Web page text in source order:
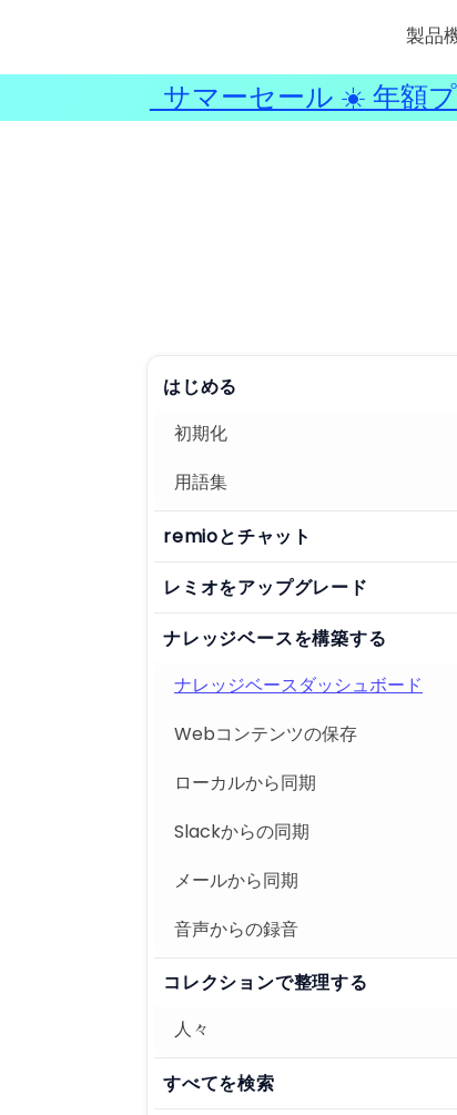
製品
はじめる
初期化
用語集
remioとチャット
レミオをアップグレード
ナレッジベースを構築する
ナレッジベースダッシュボード
Webコンテンツの保存
ローカルから同期
Slackからの同期
メールから同期
音声からの録音
コレクションで整理する
人々
すべてを検索
サマーセール ☀️ 年額